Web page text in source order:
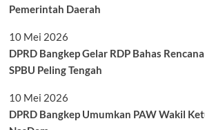
Pemerintah Daerah
10 Mei 2026
DPRD Bangkep Gelar RDP Bahas
SPBU Peling Tengah
10 Mei 2026
DPRD Bangkep Umumkan PAW Wakil